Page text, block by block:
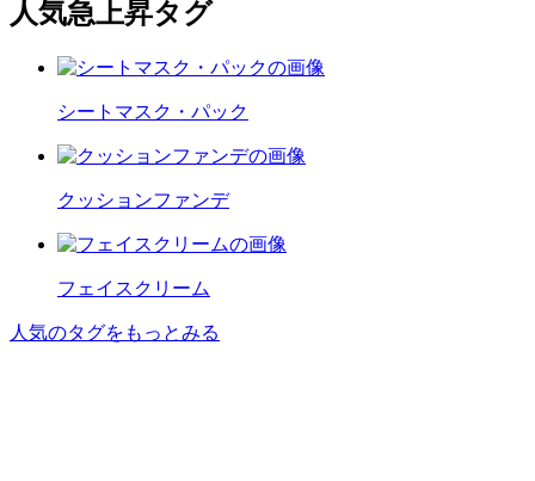
人気急上昇タグ
シートマスク・パック
クッションファンデ
フェイスクリーム
人気のタグをもっとみる